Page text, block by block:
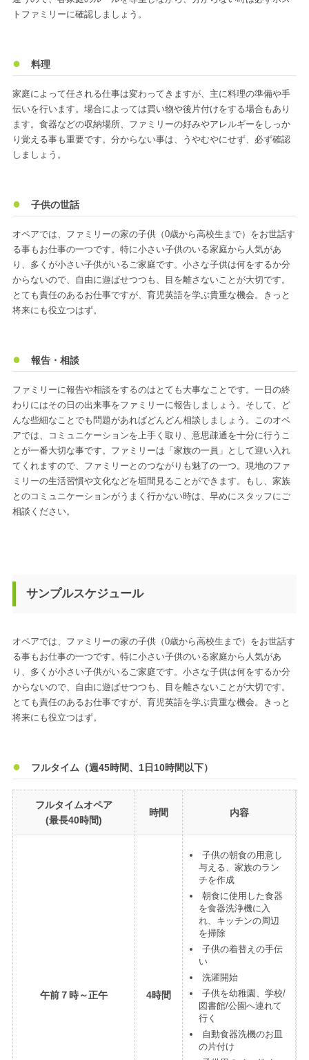
トファミリーに確認しましょう。
料理
家庭によって任される仕事は変わってきますが、主に料理の準備や手
伝いを行います。場合によっては買い物や後片付けをする場合もあり
ます。食器などの収納場所、ファミリーの好みやアレルギーをしっか
り覚える事も重要です。分からない事は、うやむやにせず、必ず確認
しましょう。
子供の世話
オペアでは、ファミリーの家の子供（0歳から高校生まで）をお世話す
る事もお仕事の一つです。特に小さい子供のいる家庭から人気があ
り、多くが小さい子供がいるご家庭です。小さな子供は何をするか分
からないので、自由に遊ばせつつも、目を離さないことが大切です。
とても責任のあるお仕事ですが、育児英語を学ぶ貴重な機会。きっと
将来にも役立つはず。
報告・相談
ファミリーに報告や相談をするのはとても大事なことです。一日の終
わりにはその日の出来事をファミリーに報告しましょう。そして、ど
んな些細なことでも問題があればどんどん相談しましょう。このオペ
アでは、コミュニケーションを上手く取り、意思疎通を十分に行うこ
とが一番大切な事です。ファミリーは「家族の一員」として迎い入れ
てくれますので、ファミリーとのつながりも魅了の一つ。現地のファ
ミリーの生活習慣や文化などを垣間見ることができます。もし、家族
とのコミュニケーションがうまく行かない時は、早めにスタッフにご
相談ください。
サンプルスケジュール
オペアでは、ファミリーの家の子供（0歳から高校生まで）をお世話す
る事もお仕事の一つです。特に小さい子供のいる家庭から人気があ
り、多くが小さい子供がいるご家庭です。小さな子供は何をするか分
からないので、自由に遊ばせつつも、目を離さないことが大切です。
とても責任のあるお仕事ですが、育児英語を学ぶ貴重な機会。きっと
将来にも役立つはず。
フルタイム（週45時間、1日10時間以下）
フルタイムオペア
(最長40時間)
時間 内容
午前７時～正午 4時間
子供の朝食の用意し
与える、家族のラン
チを作成
朝食に使用した食器
を食器洗浄機に入
れ、キッチンの周辺
を掃除
子供の着替えの手伝
い
洗濯開始
子供を幼稚園、学校/
図書館/公園へ連れて
行く
自動食器洗機のお皿
の片付け